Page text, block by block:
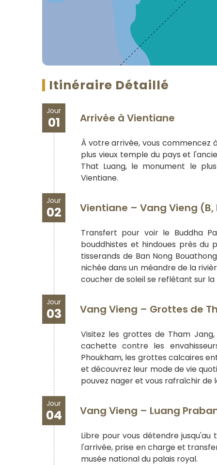
Itinéraire Détaillé
Jour
01 Arrivée à Vientiane
À votre arrivée, vous commencez
plus vieux temple du pays et
That Luang, le monument le
Vientiane.
Jour
02 Vientiane – Vang Vieng (B,
Transfert pour voir le Buddha
bouddhistes et hindoues près du
tisserands de Ban Nong
nichée dans un méandre de la
coucher de soleil se reflétant sur la
Jour
03 Vang Vieng – Grottes de
Visitez les grottes de Tham
cachette contre les
Phoukham, les grottes calcaires
et découvrez leur mode de vie
pouvez nager et vous rafraîchir de
Jour
04 Vang Vieng – Luang
Libre pour vous détendre
l'arrivée, prise en charge et
musée national du palais royal.